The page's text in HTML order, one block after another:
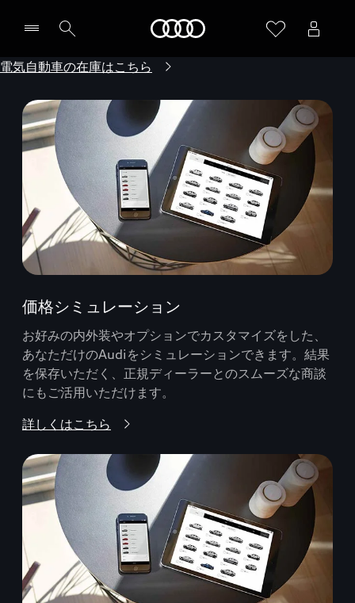
電気自動車の在庫はこちら
価格シミュレーション
お好みの内外装やオプションでカスタマイズをした、
あなただけのAudiをシミュレーションできます。結果
を保存いただく、正規ディーラーとのスムーズな商談
にもご活用いただけます。
詳しくはこちら